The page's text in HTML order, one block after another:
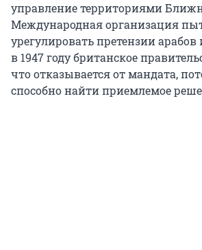
управление территориями
Международная организация
урегулировать претензии
в 1947 году британское
что отказывается от мандата,
способно найти приемлемое